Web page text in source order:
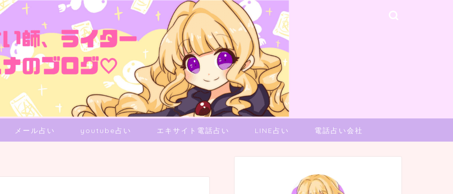
メール占い youtube占い エキサイト電話占い LINE占い 電話占い会社